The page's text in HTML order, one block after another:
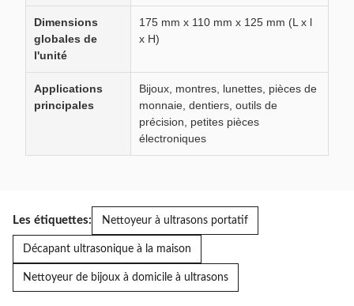
Dimensions
globales de
l'unité
175 mm x 110 mm x 125 mm (L x l
x H)
Applications
principales
Bijoux, montres, lunettes, pièces de
monnaie, dentiers, outils de
précision, petites pièces
électroniques
Les étiquettes: Nettoyeur à ultrasons portatif
Décapant ultrasonique à la maison
Nettoyeur de bijoux à domicile à ultrasons